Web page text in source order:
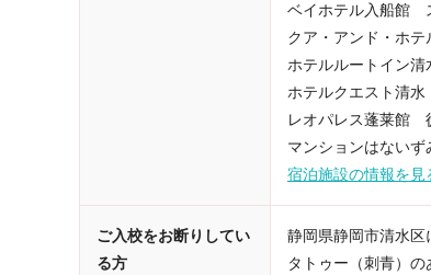
ベイホテル入船館
クア・アンド・ホ
ホテルルートイン
ホテルクエスト清
レオパレス蓬莱館
マンションはない
宿泊施設の情報を見
ご入校をお断りしてい
る方
静岡県静岡市清水区
タトゥー（刺青）の